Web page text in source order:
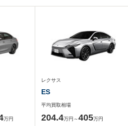
万円
レクサス
ES
平均買取相場
204.4万円～405万円